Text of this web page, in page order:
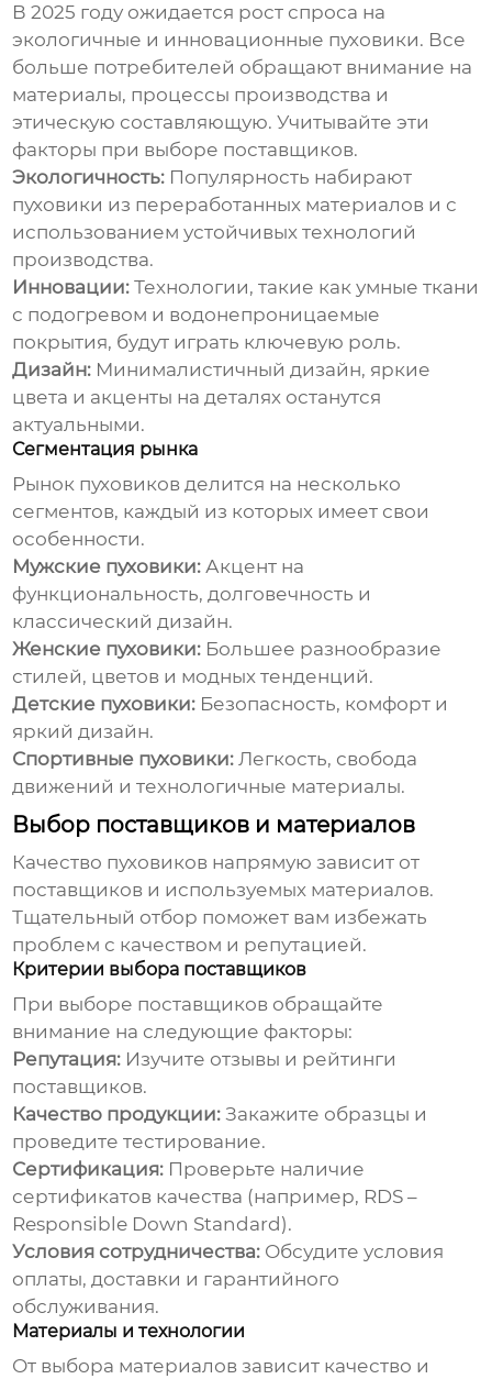
В 2025 году ожидается рост спроса на
экологичные и инновационные пуховики. Все
больше потребителей обращают внимание на
материалы, процессы производства и
этическую составляющую. Учитывайте эти
факторы при выборе поставщиков.
Экологичность: Популярность набирают
пуховики из переработанных материалов и с
использованием устойчивых технологий
производства.
Инновации: Технологии, такие как умные ткани
с подогревом и водонепроницаемые
покрытия, будут играть ключевую роль.
Дизайн: Минималистичный дизайн, яркие
цвета и акценты на деталях останутся
актуальными.
Сегментация рынка
Рынок пуховиков делится на несколько
сегментов, каждый из которых имеет свои
особенности.
Мужские пуховики: Акцент на
функциональность, долговечность и
классический дизайн.
Женские пуховики: Большее разнообразие
стилей, цветов и модных тенденций.
Детские пуховики: Безопасность, комфорт и
яркий дизайн.
Спортивные пуховики: Легкость, свобода
движений и технологичные материалы.
Выбор поставщиков и материалов
Качество пуховиков напрямую зависит от
поставщиков и используемых материалов.
Тщательный отбор поможет вам избежать
проблем с качеством и репутацией.
Критерии выбора поставщиков
При выборе поставщиков обращайте
внимание на следующие факторы:
Репутация: Изучите отзывы и рейтинги
поставщиков.
Качество продукции: Закажите образцы и
проведите тестирование.
Сертификация: Проверьте наличие
сертификатов качества (например, RDS –
Responsible Down Standard).
Условия сотрудничества: Обсудите условия
оплаты, доставки и гарантийного
обслуживания.
Материалы и технологии
От выбора материалов зависит качество и